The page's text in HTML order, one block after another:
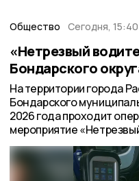
Общество Сегодня, 15:40
«Нетрезвый
Бондарского
На территории города
Бондарского
2026 года проходит
мероприятие